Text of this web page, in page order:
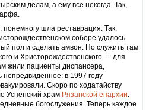
делам, а ему все некогда. Так,
шла реставрация. Так,
соборе удалось
пол и сделать амвон. Но служить там
и Христорождественского — для
жили пациенты диспансера,
в 1997 году
Скоро по ходатайству
Успенский храм Рязанской епархии.
богослужения. Теперь каждое